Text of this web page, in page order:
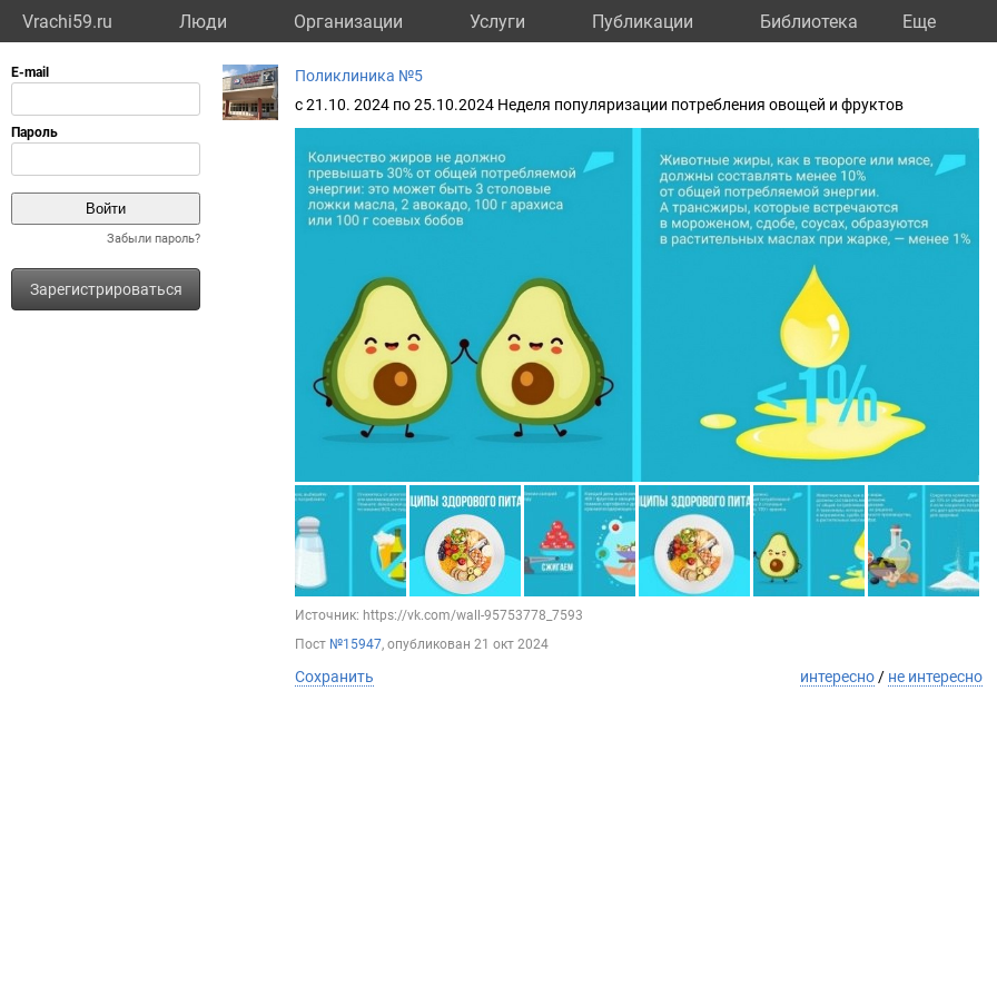
Vrachi59.ru Люди Организации Услуги Публикации Библиотека Eще
Забыли пароль?
Зарегистрироваться
Поликлиника №5
с 21.10. 2024 по 25.10.2024 Неделя популяризации потребления овощей и фруктов
Источник: https://vk.com/wall-95753778_7593
Пост №15947, опубликован 21 окт 2024
Сохранить интересно/ не интересно